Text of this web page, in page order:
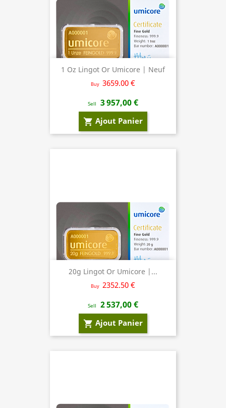
1 Oz Lingot Or Umicore | Neuf
Buy 3659.00 €
Sell 3 957,00 €
shopping_cart Ajout Panier
20g Lingot Or Umicore |...
Buy 2352.50 €
Sell 2 537,00 €
shopping_cart Ajout Panier